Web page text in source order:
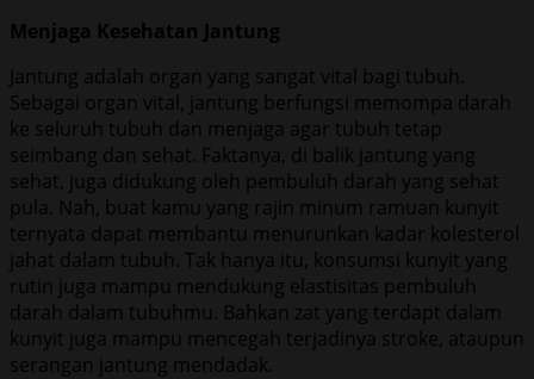
Menjaga Kesehatan Jantung
Jantung adalah organ yang sangat vital bagi tubuh.
Sebagai organ vital, jantung berfungsi memompa darah
ke seluruh tubuh dan menjaga agar tubuh tetap
seimbang dan sehat. Faktanya, di balik jantung yang
sehat, juga didukung oleh pembuluh darah yang sehat
pula. Nah, buat kamu yang rajin minum ramuan kunyit
ternyata dapat membantu menurunkan kadar kolesterol
jahat dalam tubuh. Tak hanya itu, konsumsi kunyit yang
rutin juga mampu mendukung elastisitas pembuluh
darah dalam tubuhmu. Bahkan zat yang terdapt dalam
kunyit juga mampu mencegah terjadinya stroke, ataupun
serangan jantung mendadak.